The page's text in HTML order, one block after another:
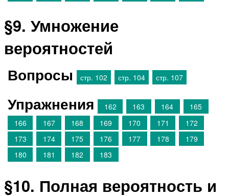
§9. Умножение
вероятностей
Вопросы стр. 102 стр. 104 стр. 107
Упражнения 162 163 164
165
166
167 168 169 170 171
172
173
174 175 176 177 178
179
180
181 182 183
§10. Полная вероятность и